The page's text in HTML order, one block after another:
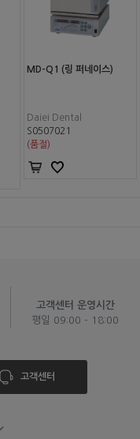
MD-Q1 (링 퍼네이스)
Daiei Dental
S0507021
(품절)
고객센터 운영시간
평일 09:00 - 18:00
고객센터